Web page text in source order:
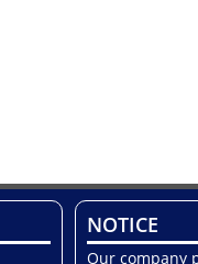
NOTICE
Our company